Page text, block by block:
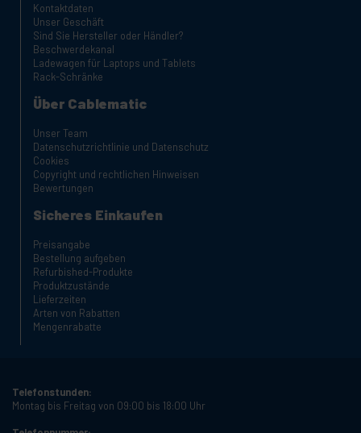
Kontaktdaten
Unser Geschäft
Sind Sie Hersteller oder Händler?
Beschwerdekanal
Ladewagen für Laptops und Tablets
Rack-Schränke
Über Cablematic
Unser Team
Datenschutzrichtlinie und Datenschutz
Cookies
Copyright und rechtlichen Hinweisen
Bewertungen
Sicheres Einkaufen
Preisangabe
Bestellung aufgeben
Refurbished-Produkte
Produktzustände
Lieferzeiten
Arten von Rabatten
Mengenrabatte
Telefonstunden:
Montag bis Freitag von 09:00 bis 18:00 Uhr